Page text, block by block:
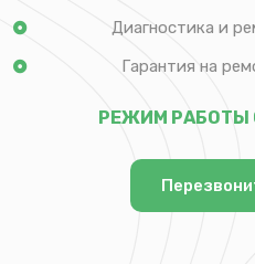
Диагностика и
Гарантия на
РЕЖИМ РАБОТЫ